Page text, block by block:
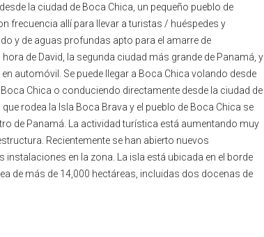
la ciudad de Boca Chica, un pequeño pueblo de
frecuencia allí para llevar a turistas / huéspedes y
y de aguas profundas apto para el amarre de
de David, la segunda ciudad más grande de Panamá, y
automóvil. Se puede llegar a Boca Chica volando desde
Chica o conduciendo directamente desde la ciudad de
rodea la Isla Boca Brava y el pueblo de Boca Chica se
de Panamá. La actividad turística está aumentando muy
Recientemente se han abierto nuevos
en la zona. La isla está ubicada en el borde
de más de 14,000 hectáreas, incluidas dos docenas de